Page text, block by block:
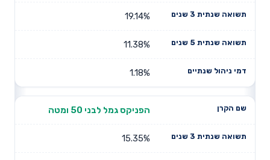
19.14%
11.38%
1.18%
הפניקס גמל לבני 50 ומטה
15.35%